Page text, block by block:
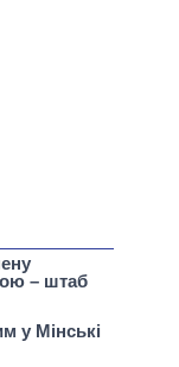
– штаб
у Мінські